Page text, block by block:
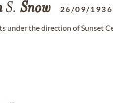
S. Snow 26/09/1936
under the direction of Sunset